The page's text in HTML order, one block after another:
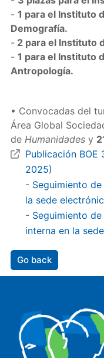
- 1 para el Instituto
Demografía.
- 2 para el Instituto
- 1 para el Instituto
Antropología.
• Convocadas del
Área Global
de Humanidades y
Publicación BOE
2025)
- Seguimiento
la sede
- Seguimiento
interna en la
Go back